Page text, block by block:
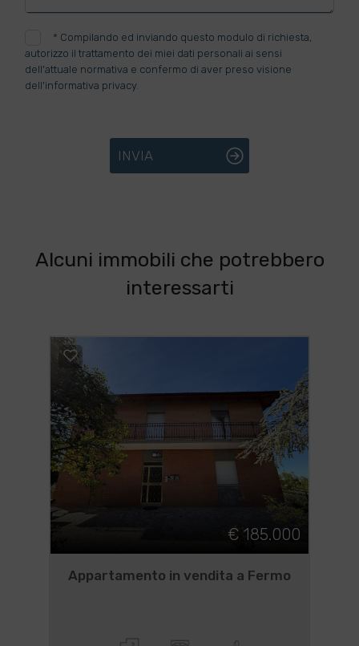
* Compilando ed inviando questo modulo di richiesta,
autorizzo il trattamento dei miei dati personali ai sensi
dell'attuale normativa e confermo di aver preso visione
dell'informativa privacy.
INVIA
Alcuni immobili che potrebbero
interessarti
€ 185.000
Appartamento in vendita a Fermo